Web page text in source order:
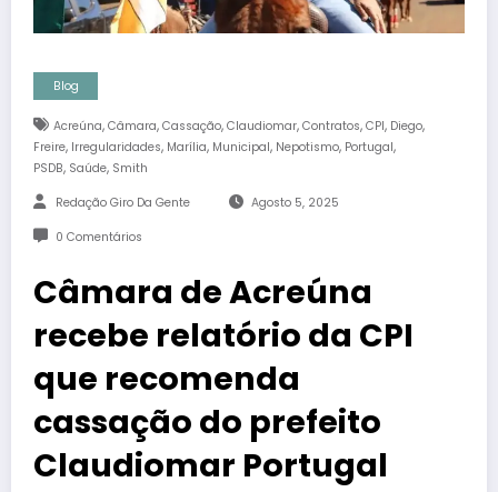
Blog
Acreúna, Câmara, Cassação, Claudiomar, Contratos, CPI, Diego,
Freire, Irregularidades, Marília, Municipal, Nepotismo, Portugal,
PSDB, Saúde, Smith
Redação Giro Da Gente Agosto 5, 2025
0 Comentários
Câmara de Acreúna
recebe relatório da CPI
que recomenda
cassação do prefeito
Claudiomar Portugal